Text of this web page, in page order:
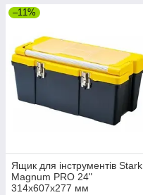
–11%
Ящик для інструментів Stark
Magnum PRO 24"
314x607x277 мм